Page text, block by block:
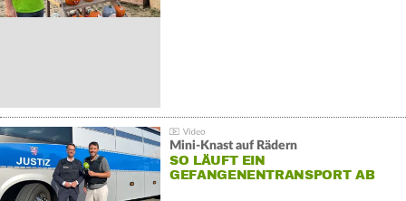
Mini-Knast auf Rädern
SO LÄUFT EIN
GEFANGENENTRANSPORT AB